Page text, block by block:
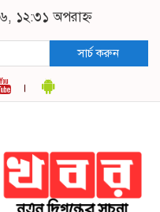
১২:৩১ অপরাহ্ন
সার্চ করুন